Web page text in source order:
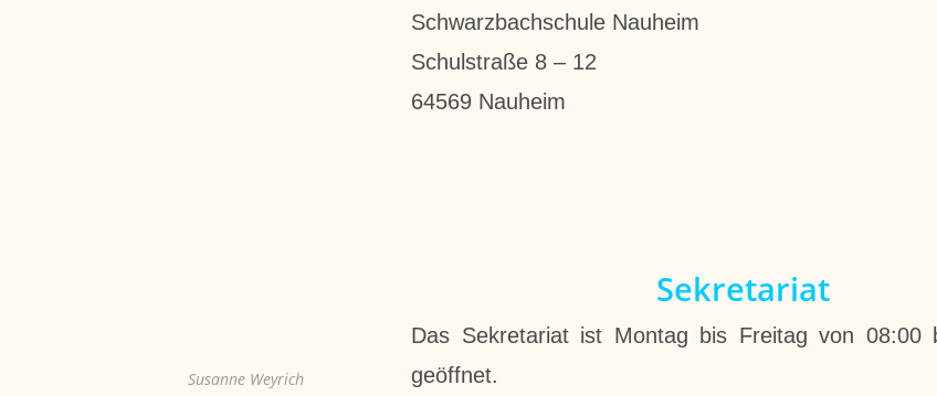
Schwarzbachschule Nauheim
Schulstraße 8 – 12
64569 Nauheim
Sekretariat
Susanne Weyrich
Das Sekretariat ist Montag bis Freitag von 08:00
geöffnet.